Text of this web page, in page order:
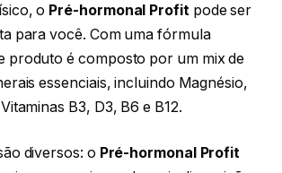
o Pré-hormonal Profitpode ser
para você. Com uma fórmula
produto é composto por um mix de
essenciais, incluindo Magnésio,
B3, D3, B6 e B12.
diversos: o Pré-hormonal Profit